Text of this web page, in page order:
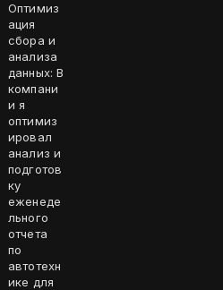
Оптимиз
ация
сбора и
анализа
данных: В
компани
и я
оптимиз
ировал
анализ и
подготов
ку
еженеде
льного
отчета
по
автотехн
ике для